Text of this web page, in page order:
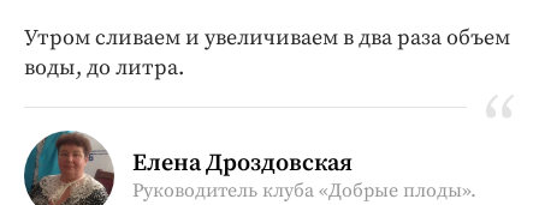
Утром сливаем и увеличиваем в два раза объем
воды, до литра.
Елена Дроздовская
Руководитель клуба «Добрые плоды».